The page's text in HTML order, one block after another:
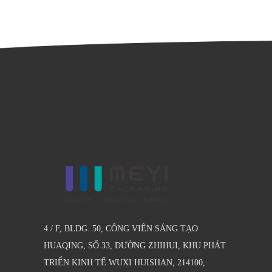
4 / F, BLDG. 50, CÔNG VIÊN SÁNG TẠO
HUAQING, SỐ 33, ĐƯỜNG ZHIHUI, KHU PHÁT
TRIỂN KINH TẾ WUXI HUISHAN, 214100,